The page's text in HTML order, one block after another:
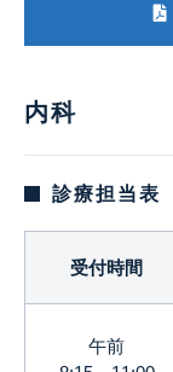
内科
診療担当表
受付時間
午前